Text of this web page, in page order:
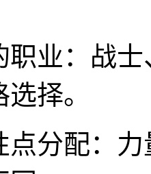
职业：战
择。
点分配：